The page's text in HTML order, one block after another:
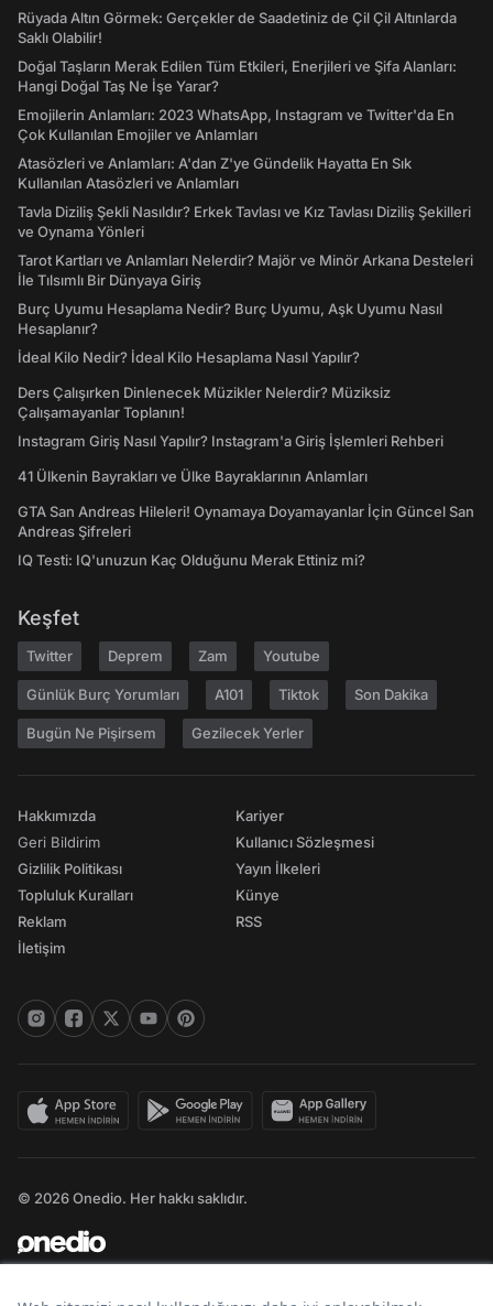
Rüyada Altın Görmek: Gerçekler de Saadetiniz de Çil Çil Altınlarda
Saklı Olabilir!
Doğal Taşların Merak Edilen Tüm Etkileri, Enerjileri ve Şifa Alanları:
Hangi Doğal Taş Ne İşe Yarar?
Emojilerin Anlamları: 2023 WhatsApp, Instagram ve Twitter'da En
Çok Kullanılan Emojiler ve Anlamları
Atasözleri ve Anlamları: A'dan Z'ye Gündelik Hayatta En Sık
Kullanılan Atasözleri ve Anlamları
Tavla Diziliş Şekli Nasıldır? Erkek Tavlası ve Kız Tavlası Diziliş Şekilleri
ve Oynama Yönleri
Tarot Kartları ve Anlamları Nelerdir? Majör ve Minör Arkana Desteleri
İle Tılsımlı Bir Dünyaya Giriş
Burç Uyumu Hesaplama Nedir? Burç Uyumu, Aşk Uyumu Nasıl
Hesaplanır?
İdeal Kilo Nedir? İdeal Kilo Hesaplama Nasıl Yapılır?
Ders Çalışırken Dinlenecek Müzikler Nelerdir? Müziksiz
Çalışamayanlar Toplanın!
Instagram Giriş Nasıl Yapılır? Instagram'a Giriş İşlemleri Rehberi
41 Ülkenin Bayrakları ve Ülke Bayraklarının Anlamları
GTA San Andreas Hileleri! Oynamaya Doyamayanlar İçin Güncel San
Andreas Şifreleri
IQ Testi: IQ'unuzun Kaç Olduğunu Merak Ettiniz mi?
Keşfet
Twitter Deprem Zam Youtube
Günlük Burç Yorumları A101 Tiktok Son Dakika
Bugün Ne Pişirsem Gezilecek Yerler
Hakkımızda
Geri Bildirim
Gizlilik Politikası
Topluluk Kuralları
Reklam
İletişim
Kariyer
Kullanıcı Sözleşmesi
Yayın İlkeleri
Künye
RSS
© 2026 Onedio. Her hakkı saklıdır.